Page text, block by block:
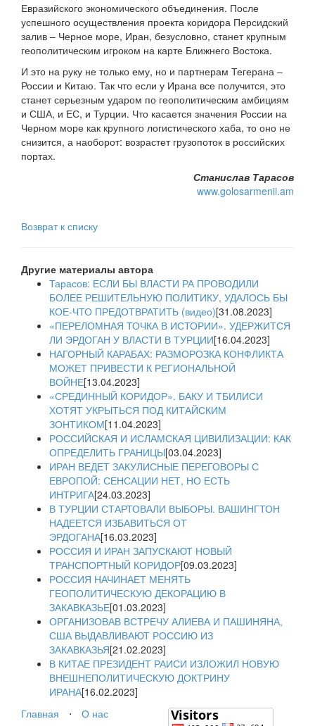
Евразийского экономического объединения. После
успешного осуществления проекта коридора Персидский
залив – Черное море, Иран, безусловно, станет крупным
геополитическим игроком на карте Ближнего Востока.
И это на руку не только ему, но и партнерам Тегерана –
России и Китаю. Так что если у Ирана все получится, это
станет серьезным ударом по геополитическим амбициям
и США, и ЕС, и Турции. Что касается значения России на
Черном море как крупного логистического хаба, то оно не
снизится, а наоборот: возрастет грузопоток в российских
портах.
Станислав Тарасов
www.golosarmenii.am
Возврат к списку
Другие материалы автора
Тарасов: ЕСЛИ БЫ ВЛАСТИ РА ПРОВОДИЛИ
БОЛЕЕ РЕШИТЕЛЬНУЮ ПОЛИТИКУ, УДАЛОСЬ БЫ
КОЕ-ЧТО ПРЕДОТВРАТИТЬ (видео)[31.08.2023]
«ПЕРЕЛОМНАЯ ТОЧКА В ИСТОРИИ». УДЕРЖИТСЯ
ЛИ ЭРДОГАН У ВЛАСТИ В ТУРЦИИ[16.04.2023]
НАГОРНЫЙ КАРАБАХ: РАЗМОРОЗКА КОНФЛИКТА
МОЖЕТ ПРИВЕСТИ К РЕГИОНАЛЬНОЙ
ВОЙНЕ[13.04.2023]
«СРЕДИННЫЙ КОРИДОР». БАКУ И ТБИЛИСИ
ХОТЯТ УКРЫТЬСЯ ПОД КИТАЙСКИМ
ЗОНТИКОМ[11.04.2023]
РОССИЙСКАЯ И ИСЛАМСКАЯ ЦИВИЛИЗАЦИИ: КАК
ОПРЕДЕЛИТЬ ГРАНИЦЫ[03.04.2023]
ИРАН ВЕДЕТ ЗАКУЛИСНЫЕ ПЕРЕГОВОРЫ С
ЕВРОПОЙ: СЕНСАЦИИ НЕТ, НО ЕСТЬ
ИНТРИГА[24.03.2023]
В ТУРЦИИ СТАРТОВАЛИ ВЫБОРЫ. ВАШИНГТОН
НАДЕЕТСЯ ИЗБАВИТЬСЯ ОТ
ЭРДОГАНА[16.03.2023]
РОССИЯ И ИРАН ЗАПУСКАЮТ НОВЫЙ
ТРАНСПОРТНЫЙ КОРИДОР[09.03.2023]
РОССИЯ НАЧИНАЕТ МЕНЯТЬ
ГЕОПОЛИТИЧЕСКУЮ ДЕКОРАЦИЮ В
ЗАКАВКАЗЬЕ[01.03.2023]
ОРГАНИЗОВАВ ВСТРЕЧУ АЛИЕВА И ПАШИНЯНА,
США ВЫДАВЛИВАЮТ РОССИЮ ИЗ
ЗАКАВКАЗЬЯ[21.02.2023]
В КИТАЕ ПРЕЗИДЕНТ РАИСИ ИЗЛОЖИЛ НОВУЮ
ВНЕШНЕПОЛИТИЧЕСКУЮ ДОКТРИНУ
ИРАНА[16.02.2023]
Главная
⋅ О нас